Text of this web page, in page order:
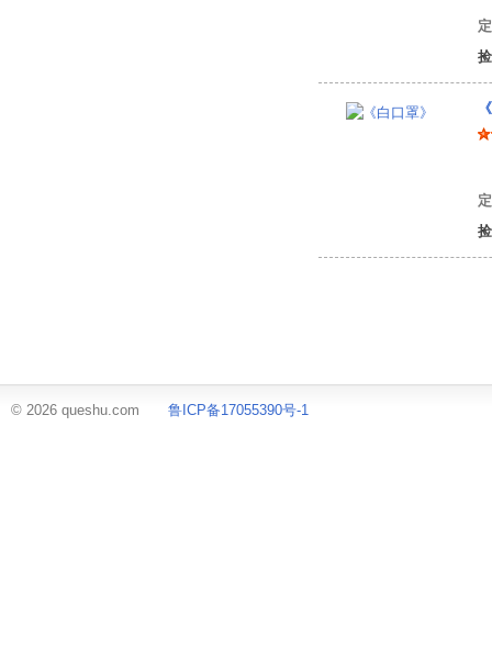
© 2026 queshu.com 鲁ICP备17055390号-1